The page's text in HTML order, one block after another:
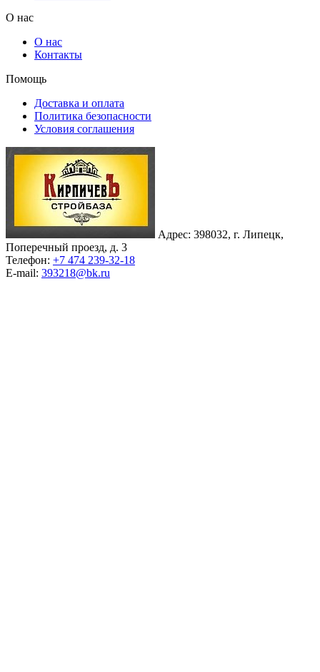
О нас
О нас
Контакты
Помощь
Доставка и оплата
Политика безопасности
Условия соглашения
Адрес: 398032, г. Липецк,
Поперечный проезд, д. 3
Телефон: +7 474 239-32-18
E-mail: 393218@bk.ru